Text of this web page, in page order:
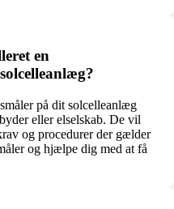
en
på dit solcelleanlæg
eller elselskab. De vil
og procedurer der gælder
og hjælpe dig med at få